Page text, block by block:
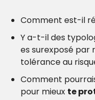
Comment est-il
Y a-t-il des
es surexposé
tolérance au
Comment
pour mieux te